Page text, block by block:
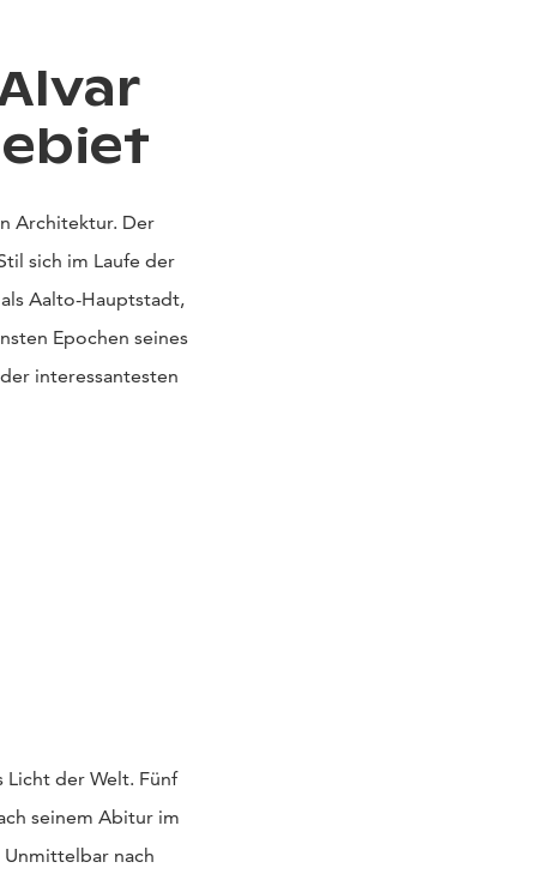
Architektur. Der
sich im Laufe der
Aalto-Hauptstadt,
Epochen seines
interessantesten
Licht der Welt. Fünf
seinem Abitur im
nach